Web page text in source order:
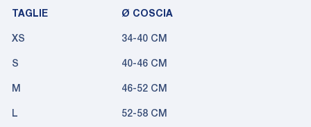
TAGLIE Ø COSCIA
XS 34-40 CM
S 40-46 CM
M 46-52 CM
L 52-58 CM